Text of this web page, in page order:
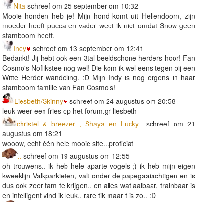
Nita schreef om 25 september om 10:32
Mooie honden heb je! Mijn hond komt uit Hellendoorn, zijn
moeder heeft pucca en vader weet ik niet omdat Snow geen
stamboom heeft.
Indy
schreef om 13 september om 12:41
Bedankt! Jij hebt ook een 3tal beeldschone herders hoor! Fan
Cosmo's Noflikstee nog wel! Die kom ik wel eens tegen bij een
Witte Herder wandeling. :D Mijn Indy is nog ergens in haar
stamboom familie van Fan Cosmo's!
Liesbeth/Skinny
schreef om 24 augustus om 20:58
leuk weer een fries op het forum.gr liesbeth
christel & breezer , Shaya en Lucky.. schreef om 21
augustus om 18:21
wooow, echt één hele mooie site...proficiat
.. schreef om 19 augustus om 12:55
oh trouwens.. ik heb hele aparte vogels ;) ik heb mijn eigen
kweeklijn Valkparkieten, valt onder de papegaaiachtigen en is
dus ook zeer tam te krijgen.. en alles wat aaibaar, trainbaar is
en intelligent vind ik leuk.. rare tik maar t is zo.. :D